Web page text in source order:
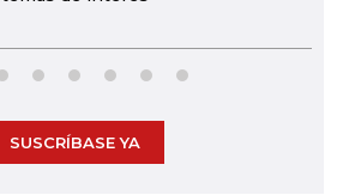
SUSCRÍBASE YA